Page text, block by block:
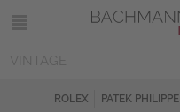
ROLEX PATEK PHILIPPE